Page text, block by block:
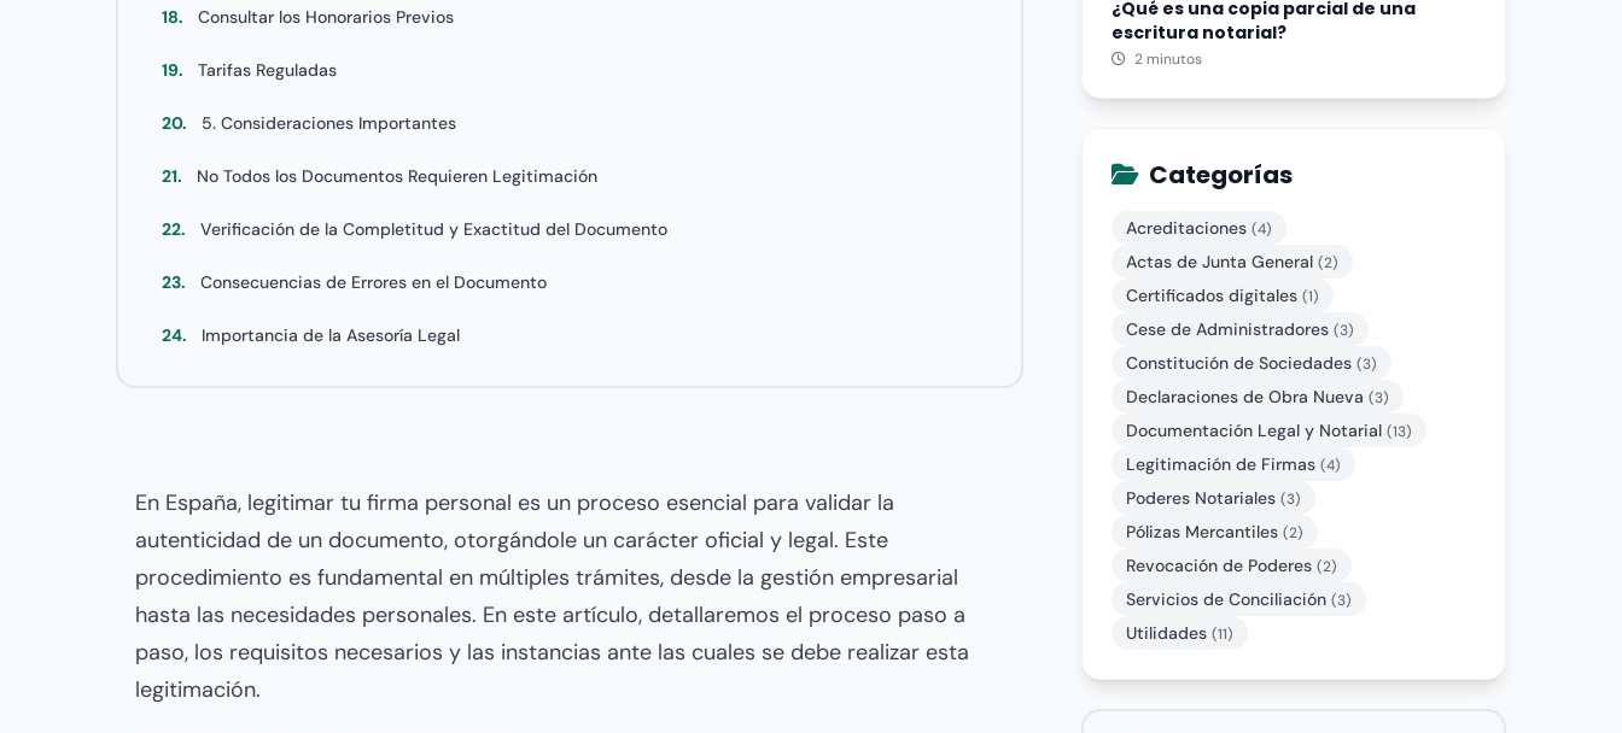
18. Consultar los Honorarios Previos
19. Tarifas Reguladas
20. 5. Consideraciones Importantes
21. No Todos los Documentos Requieren Legitimación
22. Verificación de la Completitud y Exactitud del Documento
23. Consecuencias de Errores en el Documento
24. Importancia de la Asesoría Legal
En España, legitimar tu firma personal es un proceso esencial para validar la
autenticidad de un documento, otorgándole un carácter oficial y legal. Este
procedimiento es fundamental en múltiples trámites, desde la gestión empresarial
hasta las necesidades personales. En este artículo, detallaremos el proceso paso a
paso, los requisitos necesarios y las instancias ante las cuales se debe realizar esta
legitimación.
¿Qué es una copia parcial de una
escritura notarial?
2 minutos
Categorías
Acreditaciones (4)
Actas de Junta General (2)
Certificados digitales (1)
Cese de Administradores (3)
Constitución de Sociedades (3)
Declaraciones de Obra Nueva (3)
Documentación Legal y Notarial (13)
Legitimación de Firmas (4)
Poderes Notariales (3)
Pólizas Mercantiles (2)
Revocación de Poderes (2)
Servicios de Conciliación (3)
Utilidades (11)